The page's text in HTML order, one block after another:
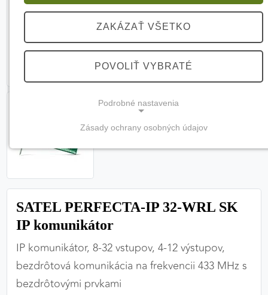
SATEL PERFECTA-IP 32-WRL SK
IP komunikátor
IP komunikátor, 8-32 vstupov, 4-12 výstupov,
bezdrôtová komunikácia na frekvencii 433 MHz s
bezdrôtovými prvkami
ZAKÁZAŤ VŠETKO
POVOLIŤ VYBRATÉ
Podrobné nastavenia
(vždy aktívne, nemožno vypnúť)
Tieto cookies sú potrebné na správne fungovanie
zabezpečiť jej plnú funkčnosť.
PREFERENČNÉ COOKIES
Zásady ochrany osobných údajov